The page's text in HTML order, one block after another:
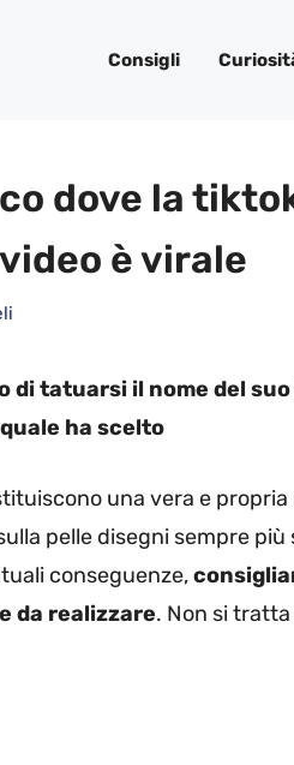
Consigli
dove la
è virale
di tatuarsi il nome del
ha scelto
una vera e
pelle disegni sempre
conseguenze,
da realizzare. Non si